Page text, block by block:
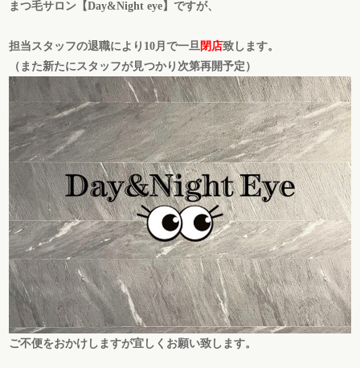
まつ毛サロン【Day&Night eye】ですが、
担当スタッフの退職により10月で一旦閉店致します。
（また新たにスタッフが見つかり次第再開予定）
ご不便をおかけしますが宜しくお願い致します。